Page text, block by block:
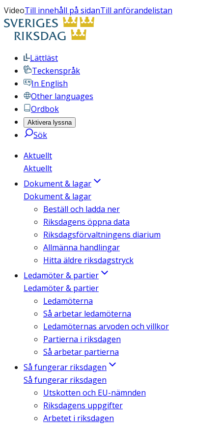
VideoTill innehåll på sidanTill anförandelistan
Lättläst
Teckenspråk
In English
Other languages
Ordbok
Aktivera lyssna
Sök
Aktuellt
Aktuellt
Dokument & lagar
Dokument & lagar
Beställ och ladda ner
Riksdagens öppna data
Riksdagsförvaltningens diarium
Allmänna handlingar
Hitta äldre riksdagstryck
Ledamöter & partier
Ledamöter & partier
Ledamöterna
Så arbetar ledamöterna
Ledamöternas arvoden och villkor
Partierna i riksdagen
Så arbetar partierna
Så fungerar riksdagen
Så fungerar riksdagen
Utskotten och EU-nämnden
Riksdagens uppgifter
Arbetet i riksdagen